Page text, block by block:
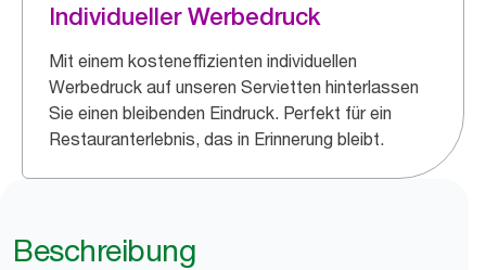
Individueller Werbedruck
Mit einem kosteneffizienten individuellen
Werbedruck auf unseren Servietten hinterlassen
Sie einen bleibenden Eindruck. Perfekt für ein
Restauranterlebnis, das in Erinnerung bleibt.
Beschreibung